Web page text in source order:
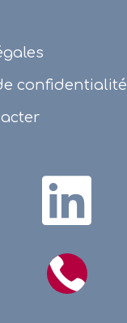
confidentialité

